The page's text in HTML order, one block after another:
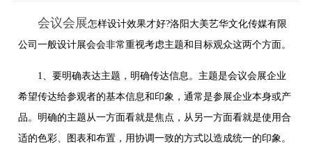
会议会展怎样设计效果才好?洛阳大美艺华文化传媒有限
公司一般设计展会会非常重视考虑主题和目标观众这两个方面。
1、要明确表达主题，明确传达信息。主题是会议会展企业
希望传达给参观者的基本信息和印象，通常是参展企业本身或产
品。明确的主题从一方面看就是焦点，从另一方面看就是使用合
适的色彩、图表和布置，用协调一致的方式以造成统一的印象。